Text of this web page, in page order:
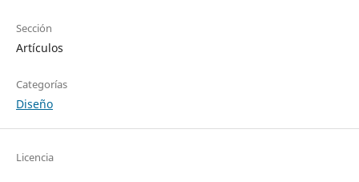
Sección
Artículos
Categorías
Diseño
Licencia